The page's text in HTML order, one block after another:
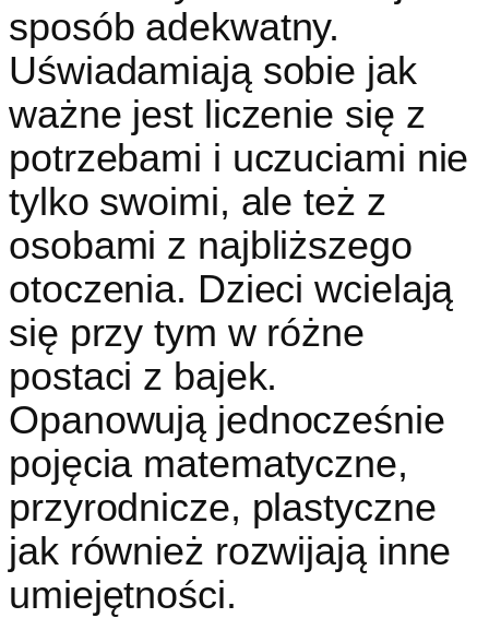
sposób adekwatny.
Uświadamiają sobie jak
ważne jest liczenie się z
potrzebami i uczuciami nie
tylko swoimi, ale też z
osobami z najbliższego
otoczenia. Dzieci wcielają
się przy tym w różne
postaci z bajek.
Opanowują jednocześnie
pojęcia matematyczne,
przyrodnicze, plastyczne
jak również rozwijają inne
umiejętności.